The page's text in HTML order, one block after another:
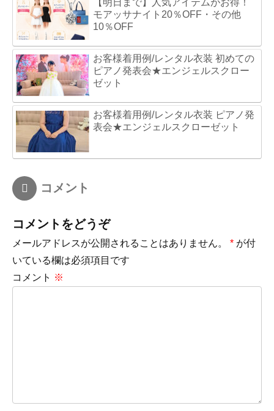
モアッサナイト20％OFF・その他
10％OFF
お客様着用例/レンタル衣装 初めての
ピアノ発表会★エンジェルスクロー
ゼット
お客様着用例/レンタル衣装 ピアノ発
表会★エンジェルスクローゼット
コメント
コメントをどうぞ
メールアドレスが公開されることはありません。 * が付
いている欄は必須項目です
コメント ※